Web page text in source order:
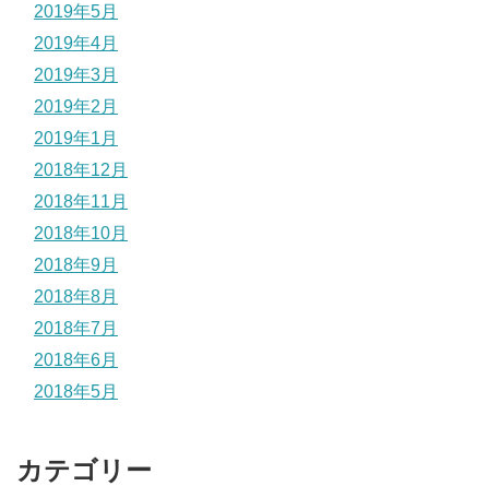
2019年5月
2019年4月
2019年3月
2019年2月
2019年1月
2018年12月
2018年11月
2018年10月
2018年9月
2018年8月
2018年7月
2018年6月
2018年5月
カテゴリー